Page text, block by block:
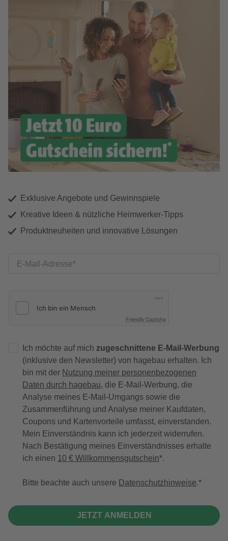
Exklusive Angebote und Gewinnspiele
Kreative Ideen & nützliche Heimwerker-Tipps
Produktneuheiten und innovative Lösungen
E-Mail-Adresse
Friendly Captcha
Ich möchte auf mich zugeschnittene E-Mail-Werbung
(inklusive den Newsletter) von hagebau erhalten. Ich
bin mit der Nutzung meiner personenbezogenen
Daten durch hagebau, die E-Mail-Werbung, die
Analyse meines E-Mail-Umgangs sowie die
Zusammenführung und Analyse meiner Kaufdaten,
Coupons und Kartenvorteile umfasst, einverstanden.
Mein Einverständnis kann ich jederzeit widerrufen.
Nach Bestätigung meines Einverständnisses erhalte
ich einen 10 € Willkommensgutschein*.
Bitte beachte auch unsere Datenschutzhinweise.
JETZT ANMELDEN